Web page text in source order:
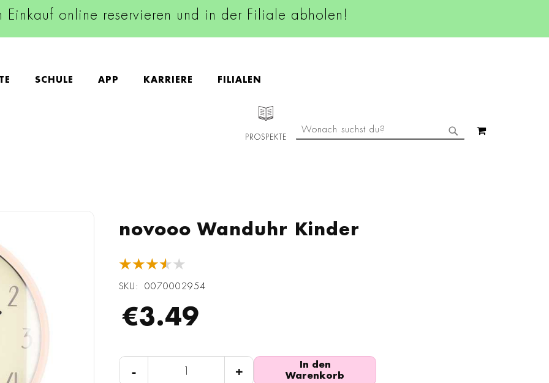
Einkauf online reservieren und in der Filiale abholen!
SCHULE APP KARRIERE FILIALEN
PROSPEKTE
SUCHE
novooo Wanduhr Kinder
★★★★★
SKU 0070002954
€3.49
- +
In den
Warenkorb